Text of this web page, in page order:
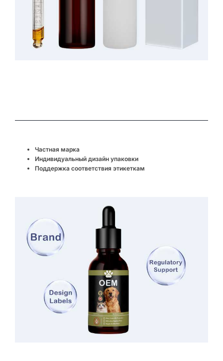
Частная марка
Индивидуальный дизайн упаковки
Поддержка соответствия этикеткам